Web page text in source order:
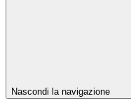
Nascondi la navigazione